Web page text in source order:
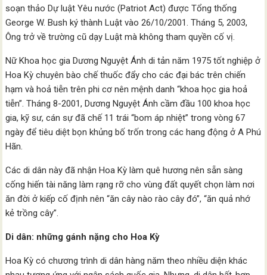
soạn thảo Dự luật Yêu nước (Patriot Act) được Tổng thống
George W. Bush ký thành Luật vào 26/10/2001. Tháng 5, 2003,
Ông trở về trường cũ dạy Luật mà không tham quyền cố vị.
Nữ Khoa học gia Dương Nguyệt Ánh di tản năm 1975 tốt nghiệp ở
Hoa Kỳ chuyên bào chế thuốc đẩy cho các đại bác trên chiến
hạm và hoả tiễn trên phi cơ nên mệnh danh “khoa học gia hoả
tiễn”. Tháng 8-2001, Dương Nguyệt Ánh cầm đầu 100 khoa học
gia, kỹ sư, cán sự đã chế 11 trái “bom áp nhiệt” trong vòng 67
ngày để tiêu diệt bọn khủng bố trốn trong các hang động ở A Phú
Hãn.
Các di dân này đã nhận Hoa Kỳ làm quê hương nên sẵn sàng
cống hiến tài năng làm rạng rỡ cho vùng đất quyết chọn làm nơi
ăn đời ở kiếp cố định nên “ăn cây nào rào cây đó”, “ăn quả nhớ
kẻ trồng cây”.
Di dân: những gánh nặng cho Hoa Kỳ
Hoa Kỳ có chương trình di dân hàng năm theo nhiều diện khác